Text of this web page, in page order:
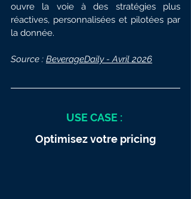
ouvre la voie à des stratégies plus
réactives, personnalisées et pilotées par
la donnée.
Source : BeverageDaily - Avril 2026
USE CASE :
Optimisez votre pricing